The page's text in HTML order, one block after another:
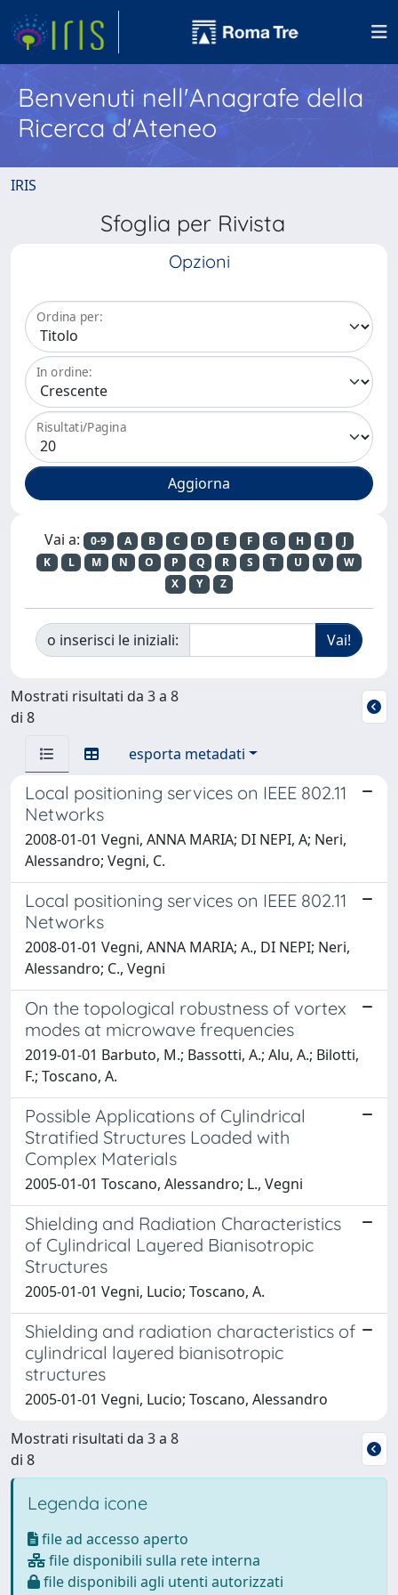
Benvenuti nell'Anagrafe della
Ricerca d'Ateneo
IRIS
Sfoglia per Rivista
Opzioni
Ordina per:
In ordine:
Risultati/Pagina
Vai a: 0-9 A B C D E F G H I
J
K
L M N O P Q R S T U V
W
X
Y Z
o inserisci le iniziali:
Mostrati risultati da 3 a 8
di 8
esporta metadati
Local positioning services on IEEE 802.11
Networks
2008-01-01 Vegni, ANNA MARIA; DI NEPI, A; Neri,
Alessandro; Vegni, C.
Local positioning services on IEEE 802.11
Networks
2008-01-01 Vegni, ANNA MARIA; A., DI NEPI; Neri,
Alessandro; C., Vegni
On the topological robustness of vortex
modes at microwave frequencies
2019-01-01 Barbuto, M.; Bassotti, A.; Alu, A.; Bilotti,
F.; Toscano, A.
Possible Applications of Cylindrical
Stratified Structures Loaded with
Complex Materials
2005-01-01 Toscano, Alessandro; L., Vegni
Shielding and Radiation Characteristics
of Cylindrical Layered Bianisotropic
Structures
2005-01-01 Vegni, Lucio; Toscano, A.
Shielding and radiation characteristics of
cylindrical layered bianisotropic
structures
2005-01-01 Vegni, Lucio; Toscano, Alessandro
Mostrati risultati da 3 a 8
di 8
Legenda icone
file ad accesso aperto
file disponibili sulla rete interna
file disponibili agli utenti autorizzati